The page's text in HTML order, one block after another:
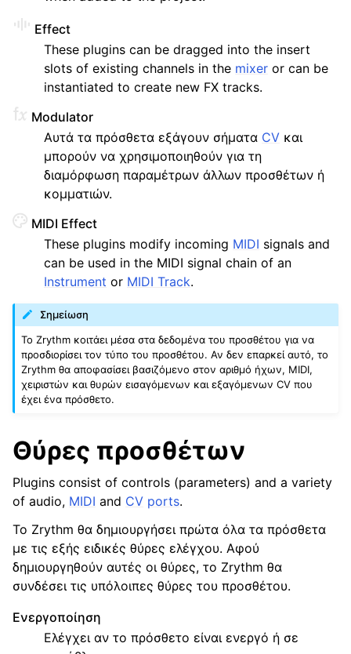
navigation of Αρχεία ήχου & MIDI
navigation of Κομμάτια
navigation of Επεξεργασία
navigation of Δρομολόγηση
navigation of Εξαγωγή
navigation of Σύνταξη δέσμης ενεργειών (scripting)
navigation of Συνεισφορά
navigation of Παράρτημα
Effect
These plugins can be dragged into the insert
slots of existing channels in the mixer or can be
instantiated to create new FX tracks.
Modulator
Αυτά τα πρόσθετα εξάγουν σήματα CV και
μπορούν να χρησιμοποιηθούν για τη
διαμόρφωση παραμέτρων άλλων προσθέτων ή
κομματιών.
MIDI Effect
These plugins modify incoming MIDI signals and
can be used in the MIDI signal chain of an
Instrument or MIDI Track.
Σημείωση
Το Zrythm κοιτάει μέσα στα δεδομένα του προσθέτου για να
προσδιορίσει τον τύπο του προσθέτου. Αν δεν επαρκεί αυτό, το
Zrythm θα αποφασίσει βασιζόμενο στον αριθμό ήχων, MIDI,
χειριστών και θυρών εισαγόμενων και εξαγόμενων CV που
έχει ένα πρόσθετο.
Θύρες προσθέτων
Plugins consist of controls (parameters) and a variety
of audio, MIDI and CV ports.
Το Zrythm θα δημιουργήσει πρώτα όλα τα πρόσθετα
με τις εξής ειδικές θύρες ελέγχου. Αφού
δημιουργηθούν αυτές οι θύρες, το Zrythm θα
συνδέσει τις υπόλοιπες θύρες του προσθέτου.
Ενεργοποίηση
Ελέγχει αν το πρόσθετο είναι ενεργό ή σε